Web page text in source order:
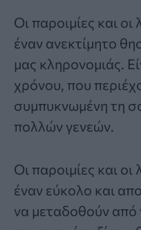
Οι παροιμίες και οι
έναν ανεκτίμητο
μας κληρονομιάς.
χρόνου, που
συμπυκνωμένη τη
πολλών γενεών.
Οι παροιμίες και
έναν εύκολο και
να μεταδοθούν από